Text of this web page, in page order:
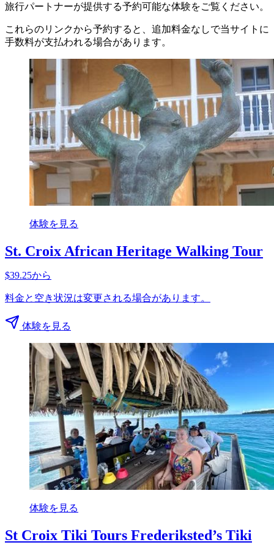
旅行パートナーが提供する予約可能な体験をご覧ください。
これらのリンクから予約すると、追加料金なしで当サイトに
手数料が支払われる場合があります。
体験を見る
St. Croix African Heritage Walking Tour
$39.25から
料金と空き状況は変更される場合があります。
体験を見る
体験を見る
St Croix Tiki Tours Frederiksted’s Tiki